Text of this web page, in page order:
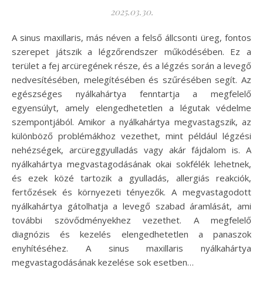
2025.03.30.
A sinus maxillaris, más néven a felső állcsonti üreg, fontos
szerepet játszik a légzőrendszer működésében. Ez a
terület a fej arcüregének része, és a légzés során a levegő
nedvesítésében, melegítésében és szűrésében segít. Az
egészséges nyálkahártya fenntartja a megfelelő
egyensúlyt, amely elengedhetetlen a légutak védelme
szempontjából. Amikor a nyálkahártya megvastagszik, az
különböző problémákhoz vezethet, mint például légzési
nehézségek, arcüreggyulladás vagy akár fájdalom is. A
nyálkahártya megvastagodásának okai sokfélék lehetnek,
és ezek közé tartozik a gyulladás, allergiás reakciók,
fertőzések és környezeti tényezők. A megvastagodott
nyálkahártya gátolhatja a levegő szabad áramlását, ami
további szövődményekhez vezethet. A megfelelő
diagnózis és kezelés elengedhetetlen a panaszok
enyhítéséhez. A sinus maxillaris nyálkahártya
megvastagodásának kezelése sok esetben…